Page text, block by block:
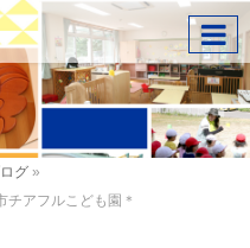
グ »
フルこども園＊